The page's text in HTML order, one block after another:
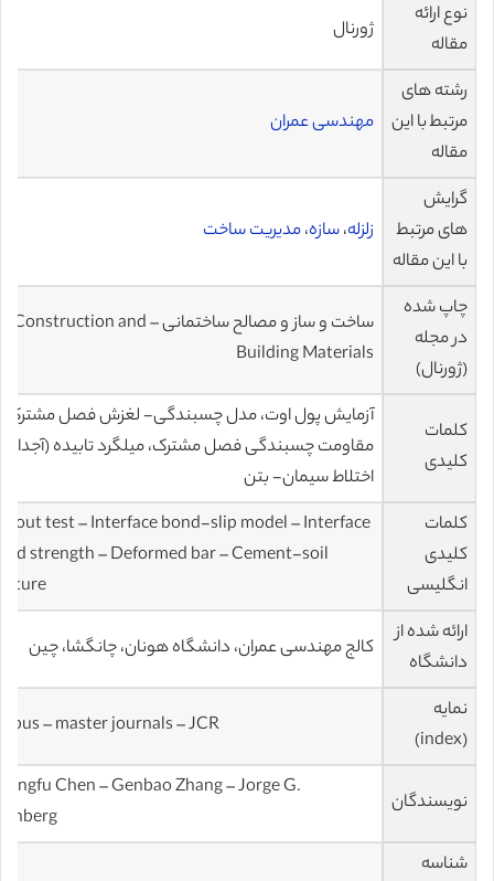
نوع ارائه
مقاله
ژورنال
رشته های
مرتبط با این
مقاله
مهندسی عمران
گرایش
های مرتبط
با این مقاله
زلزله،سازه،مدیریت ساخت
چاپ شده
در مجله
(ژورنال)
ساخت و ساز و مصالح ساختمانی – Construction and
Building Materials
کلمات
کلیدی
آزمایش پول اوت، مدل چسبندگی- لغزش فصل مشترک،
مقاومت چسبندگی فصل مشترک، میلگرد تابیده (آجدار)،
اختلاط سیمان- بتن
کلمات
کلیدی
انگلیسی
test – Interface bond-slip model – Interface
strength – Deformed bar – Cement-soil
ارائه شده از
دانشگاه
کالج مهندسی عمران، دانشگاه هونان، چانگشا، چین
نمایه
(index)
– master journals – JCR
نویسندگان
Chen – Genbao Zhang – Jorge G.
شناسه